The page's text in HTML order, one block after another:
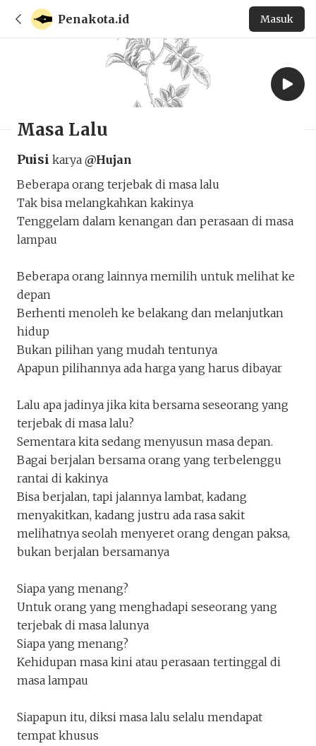
Penakota.id Masuk
Masa Lalu
Puisi karya @Hujan
Masa Lalu
Hujan
Penakota.id
Beberapa orang terjebak di masa lalu
Tak bisa melangkahkan kakinya
Tenggelam dalam kenangan dan perasaan di masa
lampau
Beberapa orang lainnya memilih untuk melihat ke
depan
Berhenti menoleh ke belakang dan melanjutkan
hidup
Bukan pilihan yang mudah tentunya
Apapun pilihannya ada harga yang harus dibayar
Lalu apa jadinya jika kita bersama seseorang yang
terjebak di masa lalu?
Sementara kita sedang menyusun masa depan.
Bagai berjalan bersama orang yang terbelenggu
rantai di kakinya
Bisa berjalan, tapi jalannya lambat, kadang
menyakitkan, kadang justru ada rasa sakit
melihatnya seolah menyeret orang dengan paksa,
bukan berjalan bersamanya
Siapa yang menang?
Untuk orang yang menghadapi seseorang yang
terjebak di masa lalunya
Siapa yang menang?
Kehidupan masa kini atau perasaan tertinggal di
masa lampau
Siapapun itu, diksi masa lalu selalu mendapat
tempat khusus